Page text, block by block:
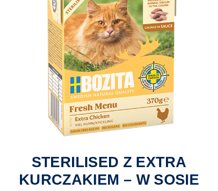
STERILISED Z EXTRA
KURCZAKIEM – W SOSIE